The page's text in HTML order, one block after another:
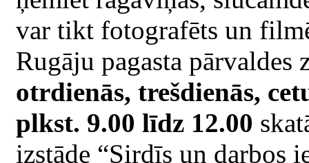
var tikt fotografēts un
Rugāju pagasta pārvaldes
otrdienās, trešdienās,
plkst. 9.00 līdz 12.00
izstāde “Sirdīs un darbos